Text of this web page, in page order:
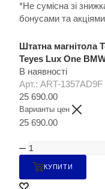
*Не сумісна зі
бонусами та
Штатна магнітола
Teyes Lux One
В наявності
Арт.: ART-1357AD9F
25 690.00
Варианты цен
25 690.00
КУПИТИ